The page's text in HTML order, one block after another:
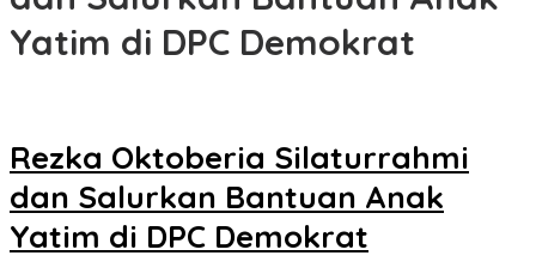
Yatim di DPC Demokrat
Rezka Oktoberia Silaturrahmi
dan Salurkan Bantuan Anak
Yatim di DPC Demokrat